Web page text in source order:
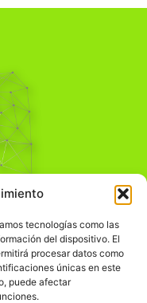
tecnologías como las
del dispositivo. El
procesar datos como
únicas en este
puede afectar
transformarlo.